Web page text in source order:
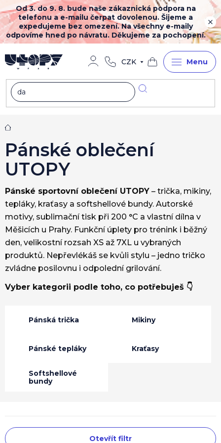
Přejít
na
obsah
Od 3. do 9. 8. bude naše zákaznická podpora na
telefonu a e-mailu čerpat dovolenou. Šijeme a
expedujeme bez omezení. Na všechny e-maily
odpovíme hned po návratu. Děkujeme za pochopení.
CZK
Nákupní
košík
Domů
Pánské oblečení
UTOPY
Pánské sportovní oblečení UTOPY – trička, mikiny,
tepláky, kraťasy a softshellové bundy. Autorské
motivy, sublimační tisk při 200 °C a vlastní dílna v
Měšicích u Prahy. Funkční úplety pro trénink i běžný
den, velikostní rozsah XS až 7XL u vybraných
produktů. Nepřevlékáš se kvůli stylu – jedno tričko
zvládne posilovnu i odpolední grilování.
Vyber kategorii podle toho, co potřebuješ 👇
Pánská trička Mikiny
Pánské tepláky Kraťasy
Softshellové
bundy
Otevřít filtr
V